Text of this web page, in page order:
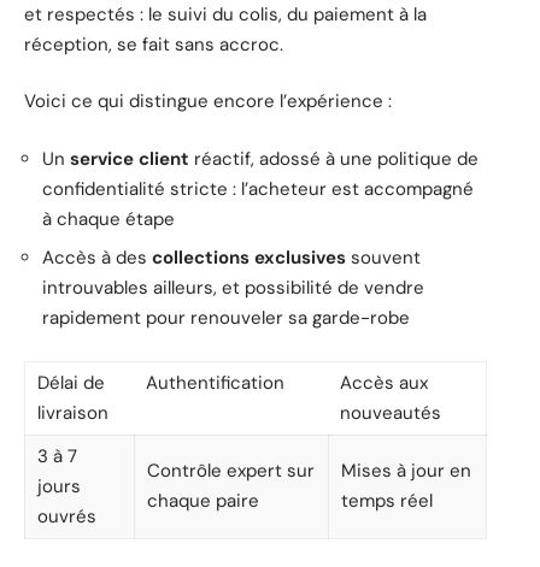
et respectés : le suivi du colis, du paiement à la
réception, se fait sans accroc.
Voici ce qui distingue encore l’expérience :
Un service client réactif, adossé à une politique de
confidentialité stricte : l’acheteur est accompagné
à chaque étape
Accès à des collections exclusives souvent
introuvables ailleurs, et possibilité de vendre
rapidement pour renouveler sa garde-robe
Délai de
livraison
Authentification
Accès aux
nouveautés
3 à 7
jours
ouvrés
Contrôle expert sur
chaque paire
Mises à jour en
temps réel